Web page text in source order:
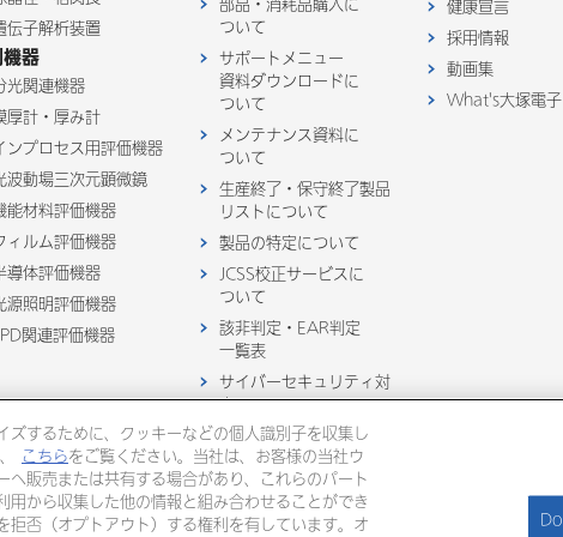
伝子解析装置
器
光関連機器
厚計・厚み計
ンプロセス用評価機器
波動場三次元顕微鏡
能材料評価機器
ィルム評価機器
導体評価機器
源照明評価機器
関連評価機器
ついて
サポートメニュー
資料ダウンロードに
ついて
メンテナンス資料に
ついて
生産終了・保守終了製品
リストについて
製品の特定について
JCSS校正サービスに
ついて
該非判定・EAR判定
一覧表
サイバーセキュリティ対
応について
製品購入後お問い合わせ
健康宣言
採用情報
動画集
What's大塚電子
※ここに記載されている商標は全ての国で登録されているものではありません
するために、クッキーなどの個人識別子を収集し
こちらをご覧ください。当社は、お客様の当社ウ
販売または共有する場合があり、これらのパート
から収集した他の情報と組み合わせることができ
否（オプトアウト）する権利を有しています。オ